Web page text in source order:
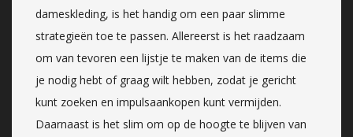
dameskleding, is het handig om een paar slimme
strategieën toe te passen. Allereerst is het raadzaam
om van tevoren een lijstje te maken van de items die
je nodig hebt of graag wilt hebben, zodat je gericht
kunt zoeken en impulsaankopen kunt vermijden.
Daarnaast is het slim om op de hoogte te blijven van